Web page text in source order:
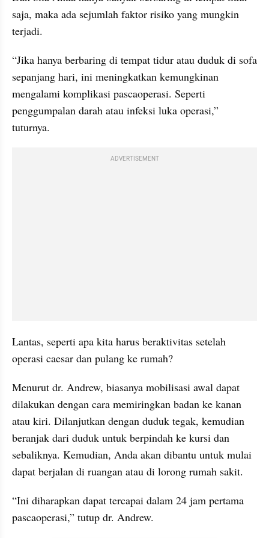
saja, maka ada sejumlah faktor risiko yang mungkin
terjadi.
“Jika hanya berbaring di tempat tidur atau duduk di sofa
sepanjang hari, ini meningkatkan kemungkinan
mengalami komplikasi pascaoperasi. Seperti
penggumpalan darah atau infeksi luka operasi,”
tuturnya.
ADVERTISEMENT
Lantas, seperti apa kita harus beraktivitas setelah
operasi caesar dan pulang ke rumah?
Menurut dr. Andrew, biasanya mobilisasi awal dapat
dilakukan dengan cara memiringkan badan ke kanan
atau kiri. Dilanjutkan dengan duduk tegak, kemudian
beranjak dari duduk untuk berpindah ke kursi dan
sebaliknya. Kemudian, Anda akan dibantu untuk mulai
dapat berjalan di ruangan atau di lorong rumah sakit.
“Ini diharapkan dapat tercapai dalam 24 jam pertama
pascaoperasi,” tutup dr. Andrew.